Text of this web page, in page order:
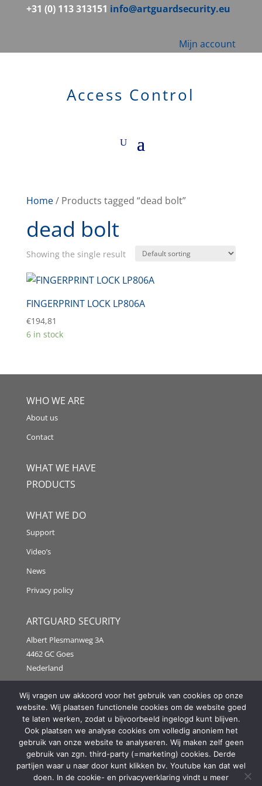
+31 (0) 113 313151 info@artguardsecurity.eu
Mijn account
Access Control
Home/ Products tagged “dead bolt”
dead bolt
Showing the single result
FINGERPRINT LOCK LP806A
€194,81
6 in stock
WHO WE ARE
About us
Contact
WHAT WE HAVE
PRODUCTS
WHAT WE DO
Support
Video’s
News
Privacy policy
ARTGUARD SECURITY
Albert Plesmanweg 3A
4462 GC Goes
Nederland
Tel: +31 (0) 113 313151
E-mail:info@artguardsecurity.eu
Copyright @2021 Artguard Security | Made in cooperation
with2FIT
Wij vragen uw akkoord voor het gebruik van cookies op onze
website. Wij plaatsen functionele cookies om de website goed
te laten werken, zodat u bijvoorbeeld ingelogd kunt blijven.
Ook plaatsen we analyse cookies om volledig anoniem het
gebruik van onze website te analyseren. Wij maken zelf geen
gebruik van zgn. third-party (=marketing) cookies. Derde
partijen waar u naar door kunt klikken bv. Youtube kan dat wel
doen. In de cookie- en privacyverklaring vindt u meer